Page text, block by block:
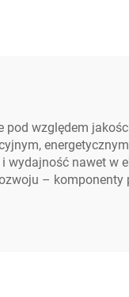
pod względem
wydajność nawet w
–